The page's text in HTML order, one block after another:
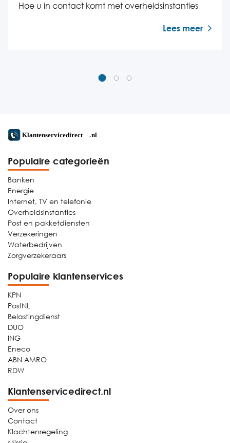
Hoe u in contact komt met overheidsinstanties
Lees meer
Populaire categorieën
Banken
Energie
Internet, TV en telefonie
Overheidsinstanties
Post en pakketdiensten
Verzekeringen
Waterbedrijven
Zorgverzekeraars
Populaire klantenservices
KPN
PostNL
Belastingdienst
DUO
ING
Eneco
ABN AMRO
RDW
Klantenservicedirect.nl
Over ons
Contact
Klachtenregeling